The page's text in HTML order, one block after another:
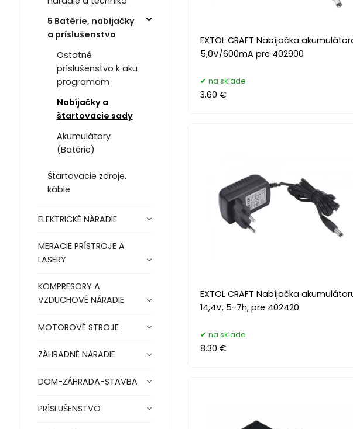
5 Batérie, nabíjačky
a príslušenstvo
Ostatné
príslušenstvo k aku
programom
Nabíjačky a
štartovacie sady
Akumulátory
(Batérie)
Štartovacie zdroje,
káble
ELEKTRICKÉ NÁRADIE
MERACIE PRÍSTROJE A
LASERY
KOMPRESORY A
VZDUCHOVÉ NÁRADIE
MOTOROVÉ STROJE
ZÁHRADNÉ NÁRADIE
DOM-ZÁHRADA-STAVBA
PRÍSLUŠENSTVO
EXTOL CRAFT Nabíjačka
5,0V/600mA pre 402900
na sklade
3.60 €
EXTOL CRAFT Nabíjačka
14,4V, 5-7h, pre 402420
na sklade
8.30 €